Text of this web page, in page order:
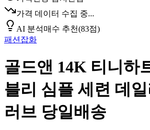
가격 데이터 수집 중...
AI 분석매수 추천(83점)
패션잡화
골드앤 14K 티니하
블리 심플 세련 데
러브 당일배송